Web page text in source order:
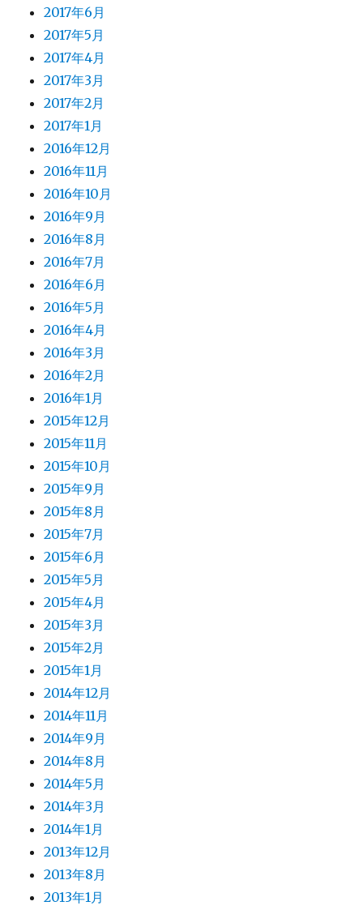
2017年6月
2017年5月
2017年4月
2017年3月
2017年2月
2017年1月
2016年12月
2016年11月
2016年10月
2016年9月
2016年8月
2016年7月
2016年6月
2016年5月
2016年4月
2016年3月
2016年2月
2016年1月
2015年12月
2015年11月
2015年10月
2015年9月
2015年8月
2015年7月
2015年6月
2015年5月
2015年4月
2015年3月
2015年2月
2015年1月
2014年12月
2014年11月
2014年9月
2014年8月
2014年5月
2014年3月
2014年1月
2013年12月
2013年8月
2013年1月